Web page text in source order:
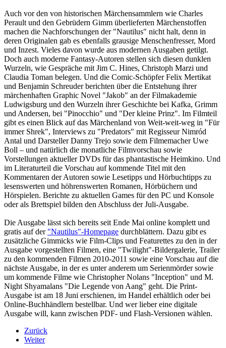
Auch vor den von historischen Märchensammlern wie Charles
Perault und den Gebrüdern Gimm überlieferten Märchenstoffen
machen die Nachforschungen der "Nautilus" nicht halt, denn in
deren Originalen gab es ebenfalls grausige Menschenfresser, Mord
und Inzest. Vieles davon wurde aus modernen Ausgaben getilgt.
Doch auch moderne Fantasy-Autoren stellen sich diesen dunklen
Wurzeln, wie Gespräche mit Jim C. Hines, Christoph Marzi und
Claudia Toman belegen. Und die Comic-Schöpfer Felix Mertikat
und Benjamin Schreuder berichten über die Entstehung ihrer
märchenhaften Graphic Novel "Jakob" an der Filmakademie
Ludwigsburg und den Wurzeln ihrer Geschichte bei Kafka, Grimm
und Andersen, bei "Pinocchio" und "Der kleine Prinz". Im Filmteil
gibt es einen Blick auf das Märchenland von Weit-weit-weg in "Für
immer Shrek", Interviews zu "Predators" mit Regisseur Nimród
Antal und Darsteller Danny Trejo sowie dem Filmemacher Uwe
Boll – und natürlich die monatliche Filmvorschau sowie
Vorstellungen aktueller DVDs für das phantastische Heimkino. Und
im Literaturteil die Vorschau auf kommende Titel mit den
Kommentaren der Autoren sowie Lesetipps und Hörbuchtipps zu
lesenswerten und höhrenswerten Romanen, Hörbüchern und
Hörspielen. Berichte zu aktuellen Games für den PC und Konsole
oder als Brettspiel bilden den Abschluss der Juli-Ausgabe.
Die Ausgabe lässt sich bereits seit Ende Mai online komplett und
gratis auf der "Nautilus"-Homepage durchblättern. Dazu gibt es
zusätzliche Gimmicks wie Film-Clips und Featurettes zu den in der
Ausgabe vorgestellten Filmen, eine "Twilight"-Bildergalerie, Trailer
zu den kommenden Filmen 2010-2011 sowie eine Vorschau auf die
nächste Ausgabe, in der es unter anderem um Serienmörder sowie
um kommende Filme wie Christopher Nolans "Inception" und M.
Night Shyamalans "Die Legende von Aang" geht. Die Print-
Ausgabe ist am 18 Juni erschienen, im Handel erhältlich oder bei
Online-Buchhändlern bestellbar. Und wer lieber eine digitale
Ausgabe will, kann zwischen PDF- und Flash-Versionen wählen.
Zurück
Weiter